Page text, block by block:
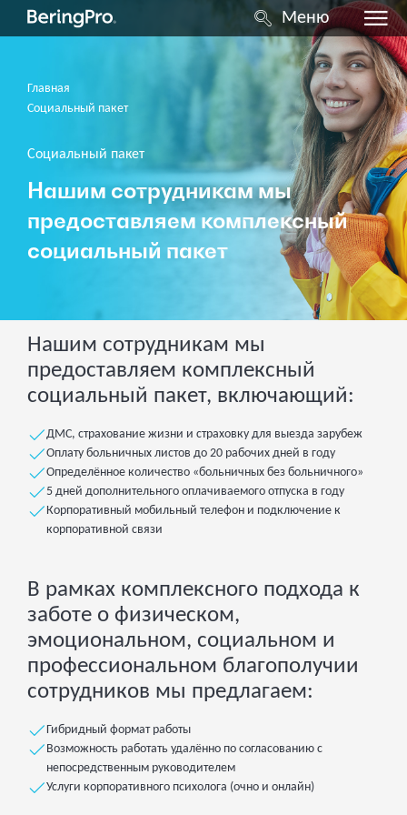
Меню
Главная
Социальный пакет
Социальный пакет
Нашим сотрудникам мы
предоставляем комплексный
социальный пакет
Нашим сотрудникам мы
предоставляем комплексный
социальный пакет, включающий:
ДМС, страхование жизни и страховку для выезда зарубеж
Оплату больничных листов до 20 рабочих дней в году
Определённое количество «больничных без больничного»
5 дней дополнительного оплачиваемого отпуска в году
Корпоративный мобильный телефон и подключение к
корпоративной связи
В рамках комплексного подхода к
заботе о физическом,
эмоциональном, социальном и
профессиональном благополучии
сотрудников мы предлагаем:
Гибридный формат работы
Возможность работать удалённо по согласованию с
непосредственным руководителем
Услуги корпоративного психолога (очно и онлайн)